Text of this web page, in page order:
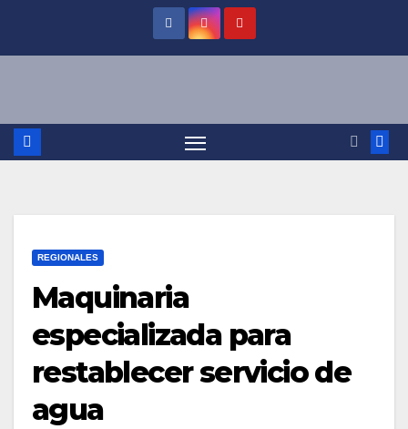
REGIONALES
Maquinaria
especializada para
restablecer servicio de
agua